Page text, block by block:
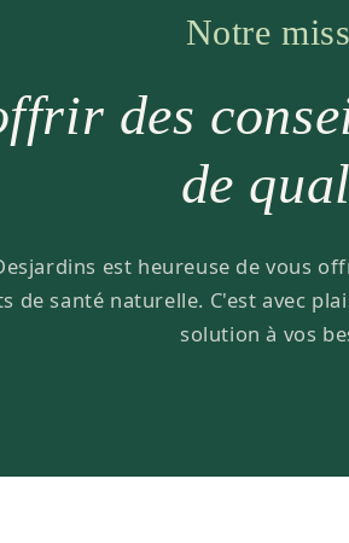
Notre
des
de
est heureuse de vous
de santé naturelle. C'est avec
solution à vos